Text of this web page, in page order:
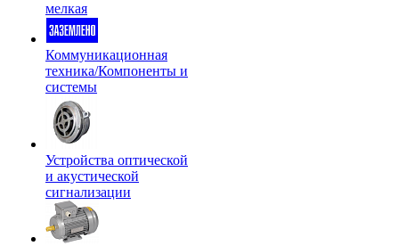
мелкая
Коммуникационная
техника/Компоненты и
системы
Устройства оптической
и акустической
сигнализации